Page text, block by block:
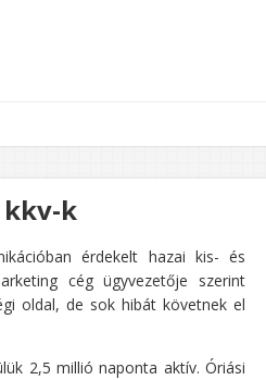
kkv-k
érdekelt hazai kis- és
cég ügyvezetője szerint
oldal, de sok hibát követnek el
2,5 millió naponta aktív. Óriási